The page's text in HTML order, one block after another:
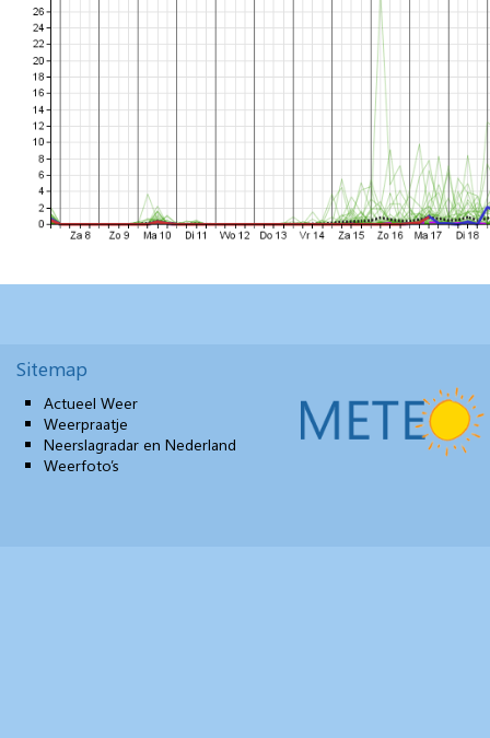
Sitemap
Actueel Weer
Weerpraatje
Neerslagradar en Nederland
Weerfoto’s